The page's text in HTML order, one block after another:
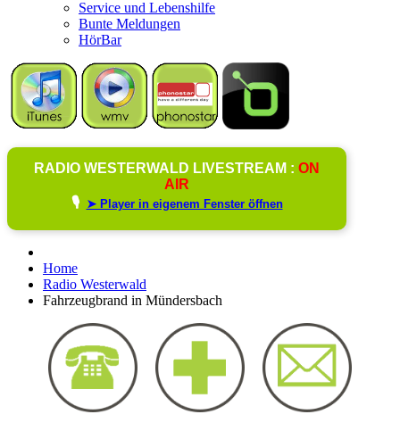
Service und Lebenshilfe
Bunte Meldungen
HörBar
RADIO WESTERWALD LIVESTREAM : ON
AIR
🎙️ ➤ Player in eigenem Fenster öffnen
Home
Radio Westerwald
Fahrzeugbrand in Mündersbach